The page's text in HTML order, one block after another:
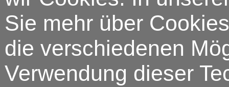
Sie mehr über
die verschiedenen
Verwendung dieser